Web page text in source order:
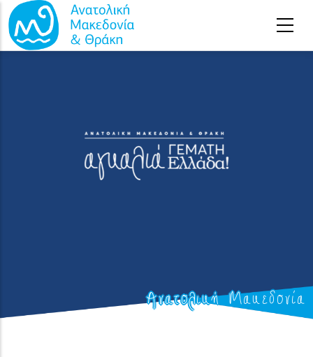
Παράκαμψη προς το κυρίως περιεχόμενο
Ανατολική Μακεδονία